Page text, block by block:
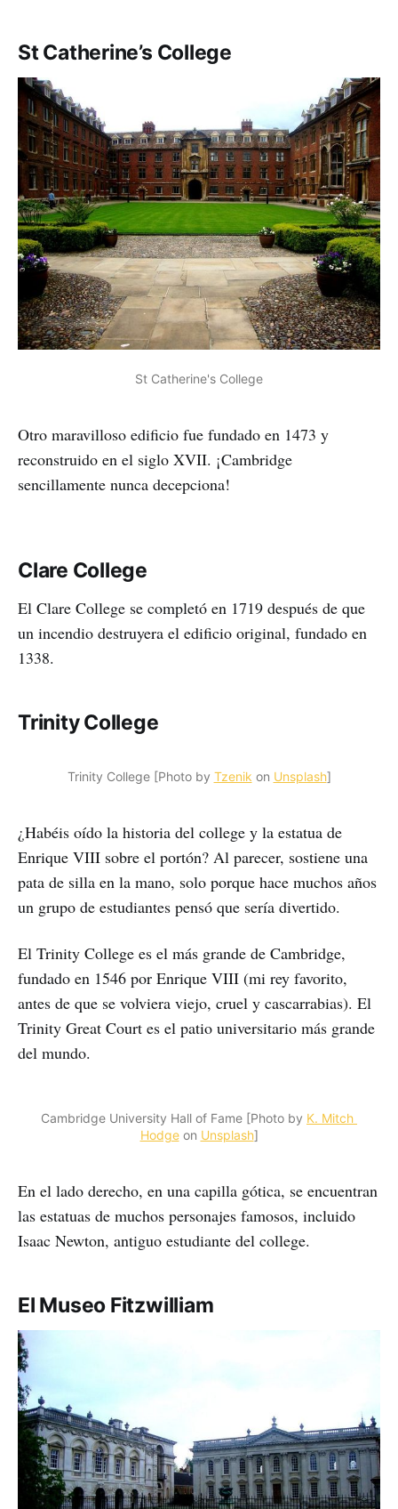
St Catherine’s College
St Catherine's College
Otro maravilloso edificio fue fundado en 1473 y
reconstruido en el siglo XVII. ¡Cambridge
sencillamente nunca decepciona!
Clare College
El Clare College se completó en 1719 después de que
un incendio destruyera el edificio original, fundado en
1338.
Trinity College
Trinity College [Photo by Tzenik on Unsplash]
¿Habéis oído la historia del college y la estatua de
Enrique VIII sobre el portón? Al parecer, sostiene una
pata de silla en la mano, solo porque hace muchos años
un grupo de estudiantes pensó que sería divertido.
El Trinity College es el más grande de Cambridge,
fundado en 1546 por Enrique VIII (mi rey favorito,
antes de que se volviera viejo, cruel y cascarrabias). El
Trinity Great Court es el patio universitario más grande
del mundo.
Cambridge University Hall of Fame [Photo by K. Mitch
Hodge on Unsplash]
En el lado derecho, en una capilla gótica, se encuentran
las estatuas de muchos personajes famosos, incluido
Isaac Newton, antiguo estudiante del college.
El Museo Fitzwilliam